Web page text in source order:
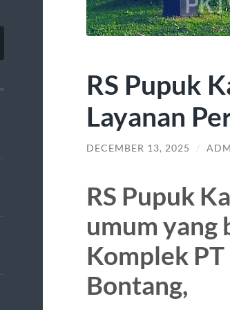
RS Pupuk
Layanan
DECEMBER 13, 2025 /
RS Pupuk
umum yang
Komplek
Bontang,